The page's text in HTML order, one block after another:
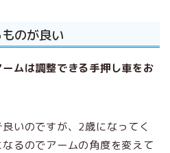
のが良い
ムは調整できる手押し車をお
いのですが、2歳になってく
るのでアームの角度を変えて